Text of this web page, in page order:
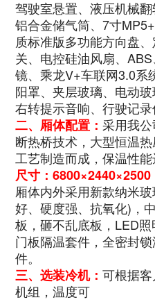
驾驶室悬置、液压机械翻
铝合金储气筒、7寸
质标准版多功能方向盘
关、电控硅油风扇、
镜、乘龙V+车联网3.0系
阳罩、夹层玻璃、电动玻
右转提示音响、行驶记录
二、厢体配置：采用我公
断热桥技术，大型恒温
工艺制造而成，保温性
尺寸：6800×2440×2500
厢体内外采用新款纳米
好、硬度强、抗氧化)，
板，砸不乱底板，LED
门板隔温套件，全密封
件。
三、选装冷机：可根据
机组，温度可